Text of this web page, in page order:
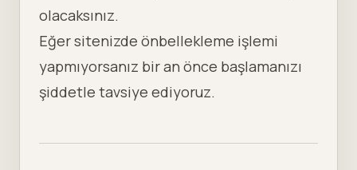
olacaksınız.
Eğer sitenizde önbellekleme işlemi
yapmıyorsanız bir an önce başlamanızı
şiddetle tavsiye ediyoruz.